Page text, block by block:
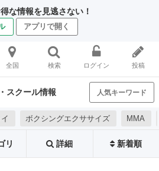
な情報を見逃さない！
アプリで開く
全国 検索 ログイン 投稿
スクール情報 人気キーワード
ボクシングエクササイズ MMA
リ 詳細 新着順